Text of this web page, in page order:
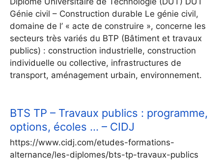
Génie civil – Construction durable Le génie civil,
domaine de l’ « acte de construire », concerne les
secteurs très variés du BTP (Bâtiment et travaux
publics) : construction industrielle, construction
individuelle ou collective, infrastructures de
transport, aménagement urbain, environnement.
BTS TP – Travaux publics : programme,
options, écoles … – CIDJ
https://www.cidj.com/etudes-formations-
alternance/les-diplomes/bts-tp-travaux-publics